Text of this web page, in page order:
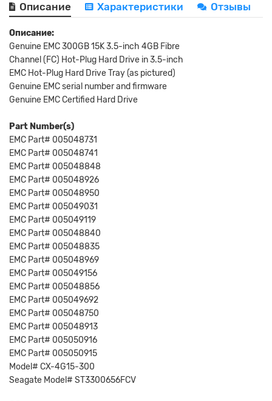
Описание Характеристики Отзывы
Описание:
Genuine EMC 300GB 15K 3.5-inch 4GB Fibre
Channel (FC) Hot-Plug Hard Drive in 3.5-inch
EMC Hot-Plug Hard Drive Tray (as pictured)
Genuine EMC serial number and firmware
Genuine EMC Certified Hard Drive
Part Number(s)
EMC Part# 005048731
EMC Part# 005048741
EMC Part# 005048848
EMC Part# 005048926
EMC Part# 005048950
EMC Part# 005049031
EMC Part# 005049119
EMC Part# 005048840
EMC Part# 005048835
EMC Part# 005048969
EMC Part# 005049156
EMC Part# 005048856
EMC Part# 005049692
EMC Part# 005048750
EMC Part# 005048913
EMC Part# 005050916
EMC Part# 005050915
Model# CX-4G15-300
Seagate Model# ST3300656FCV